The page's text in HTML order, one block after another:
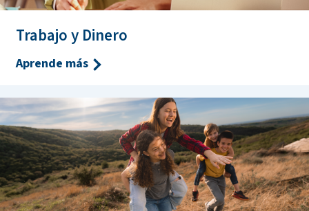
Trabajo y Dinero
Aprende más